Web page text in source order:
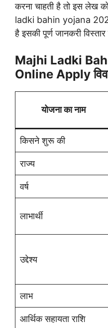
करना चाहती है तो इस लेख
ladki bahin yojana
है इसकी पूर्ण जानकरी विस्तार
Majhi Ladki
Online Apply
योजना का नाम
किसने शुरू की
राज्य
वर्ष
लाभार्थी
उद्देश्य
लाभ
आर्थिक सहायता राशि